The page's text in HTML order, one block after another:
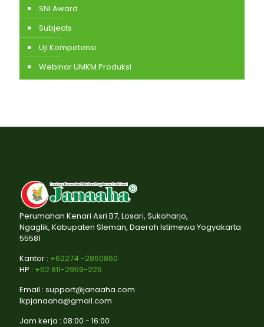
SNI Award
Subjects
Uji Kompetensi
Webinar UMKM Produksi
Perumahan Kenari Asri B7, Losari, Sukoharjo,
Ngaglik, Kabupaten Sleman, Daerah Istimewa Yogyakarta
55581
Kantor : +62274 -2860860
HP : +62 811-2959-226
Email : support@janaaha.com
lkpjanaaha@gmail.com
Jam kerja : 08:00 - 16:00